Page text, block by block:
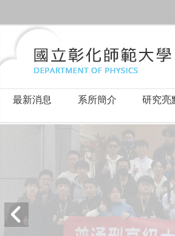
最新消息 系所簡介 研究亮